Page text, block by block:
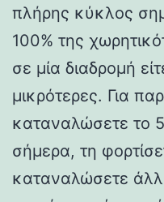
πλήρης κύκλος
100% της
σε μία διαδρομή
μικρότερες. Για
καταναλώσετε το
σήμερα, τη
καταναλώσετε